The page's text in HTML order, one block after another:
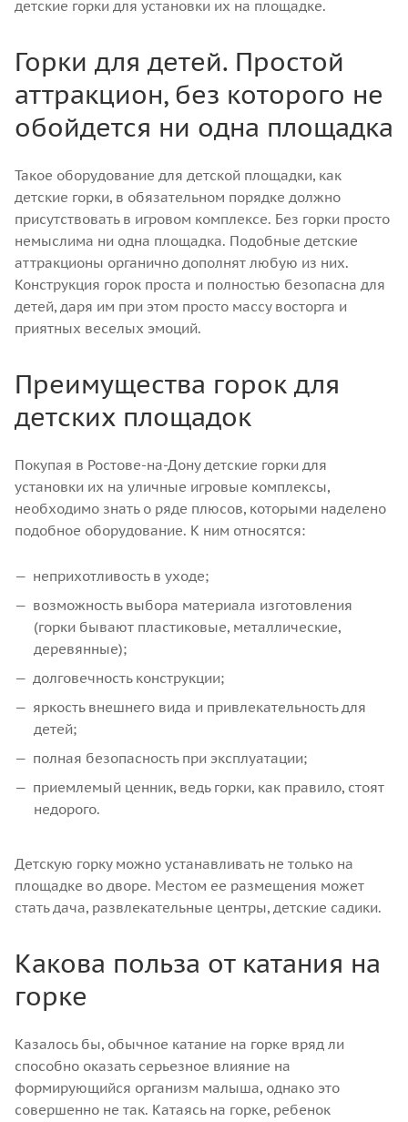
детские горки для установки их на площадке.
Горки для детей. Простой
аттракцион, без которого не
обойдется ни одна площадка
Такое оборудование для детской площадки, как
детские горки, в обязательном порядке должно
присутствовать в игровом комплексе. Без горки просто
немыслима ни одна площадка. Подобные детские
аттракционы органично дополнят любую из них.
Конструкция горок проста и полностью безопасна для
детей, даря им при этом просто массу восторга и
приятных веселых эмоций.
Преимущества горок для
детских площадок
Покупая в Ростове-на-Дону детские горки для
установки их на уличные игровые комплексы,
необходимо знать о ряде плюсов, которыми наделено
подобное оборудование. К ним относятся:
неприхотливость в уходе;
возможность выбора материала изготовления
(горки бывают пластиковые, металлические,
деревянные);
долговечность конструкции;
яркость внешнего вида и привлекательность для
детей;
полная безопасность при эксплуатации;
приемлемый ценник, ведь горки, как правило, стоят
недорого.
Детскую горку можно устанавливать не только на
площадке во дворе. Местом ее размещения может
стать дача, развлекательные центры, детские садики.
Какова польза от катания на
горке
Казалось бы, обычное катание на горке вряд ли
способно оказать серьезное влияние на
формирующийся организм малыша, однако это
совершенно не так. Катаясь на горке, ребенок